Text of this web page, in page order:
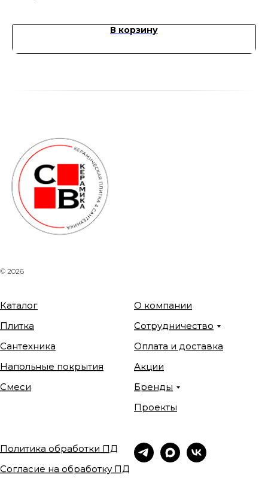
В корзину
© 2026
Каталог
Плитка
Сантехника
Напольные покрытия
Смеси
О компании
Сотрудничество
Оплата и доставка
Акции
Бренды
Проекты
Политика обработки ПД
Согласие на обработку ПД